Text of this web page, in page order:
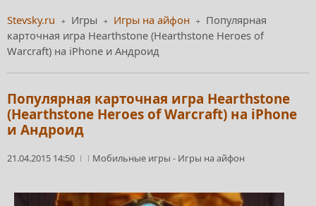
Stevsky.ru Игры Игры на айфон
Популярная
карточная игра Hearthstone (Hearthstone Heroes of
Warcraft) на iPhone и Андроид
Популярная карточная игра Hearthstone
(Hearthstone Heroes of Warcraft) на iPhone
и Андроид
21.04.2015 14:50 Мобильные игры - Игры на айфон